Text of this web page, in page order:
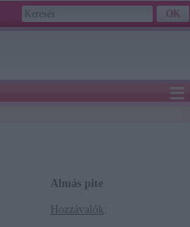
≡
Almás pite
Hozzávalók